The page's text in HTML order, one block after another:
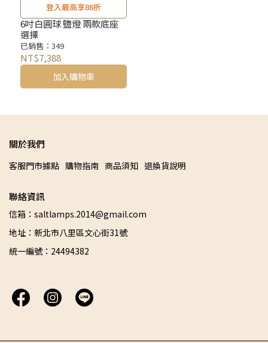
登入最高享86折
6吋白圓球 鹽燈 兩款底座
選擇
已銷售：349
NT$7,388
加入購物車
關於我們
客服門市據點 購物指南 商品須知 退換貨說明
聯絡資訊
信箱：saltlamps.2014@gmail.com
地址：新北市八里區文心街31號
統一編號：24494382